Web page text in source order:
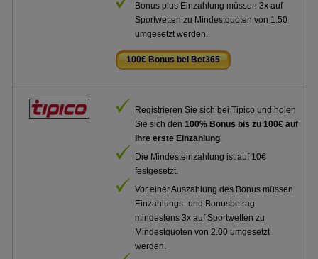
Bonus plus Einzahlung müssen 3x auf
Sportwetten zu Mindestquoten von 1.50
umgesetzt werden.
100€ Bonus bei Bet365
Registrieren Sie sich bei Tipico und holen
Sie sich den100% Bonus bis zu 100€ auf
Ihre erste Einzahlung.
Die Mindesteinzahlung ist auf 10€
festgesetzt.
Vor einer Auszahlung des Bonus müssen
Einzahlungs- und Bonusbetrag
mindestens 3x auf Sportwetten zu
Mindestquoten von 2.00 umgesetzt
werden.